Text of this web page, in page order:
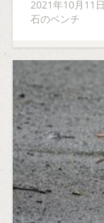
2021年10月11日
石のベンチ